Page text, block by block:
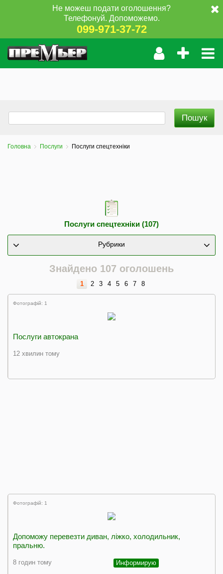
Не можеш подати оголошення?
Телефонуй. Допоможемо.
099-971-37-72
Головна Послуги Послуги спецтехніки
Послуги спецтехніки (107)
Рубрики
Знайдено 107 оголошень
1 2 3 4 5 6 7 8
Фотографій: 1
Послуги автокрана
12 хвилин тому
Фотографій: 1
Допоможу перевезти диван, ліжко, холодильник,
пральню.
8 годин тому Информирую